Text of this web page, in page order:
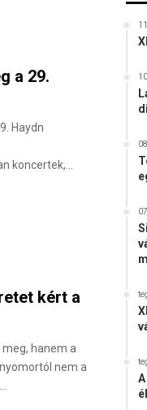
a 29.
Haydn
koncertek,…
kért a
hanem a
nem a